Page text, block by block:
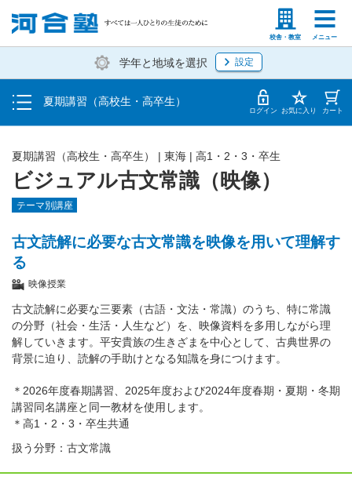
校舎・教室 メニュー
塾生の方 高等学校の先生
学年と地域を選択 設定
夏期講習（高校生・高卒生）
受講料・お申し込み方法
受講開始までの流れ
校舎・教室一覧 ログイン お気に入り カート
ビジュアル古文常識（映像）
夏期講習（高校生・高卒生） | 東海 | 高1・2・3・卒生
テーマ別講座
古文読解に必要な古文常識を映像を用いて理解す
る
映像授業
古文読解に必要な三要素（古語・文法・常識）のうち、特に常識
の分野（社会・生活・人生など）を、映像資料を多用しながら理
解していきます。平安貴族の生きざまを中心として、古典世界の
背景に迫り、読解の手助けとなる知識を身につけます。
＊2026年度春期講習、2025年度および2024年度春期・夏期・冬期
講習同名講座と同一教材を使用します。
＊高1・2・3・卒生共通
扱う分野：古文常識